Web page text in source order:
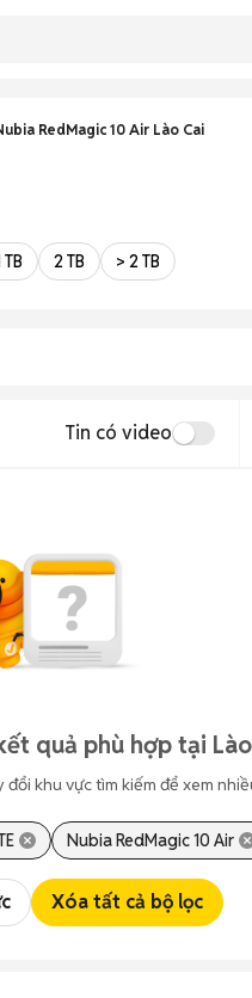
RedMagic 10 Air Lào Cai
TB 2 TB > 2 TB
Tin có video
quả phù hợp tại
khu vực tìm kiếm để xem
Nubia RedMagic 10 Air
Xóa tất cả bộ lọc